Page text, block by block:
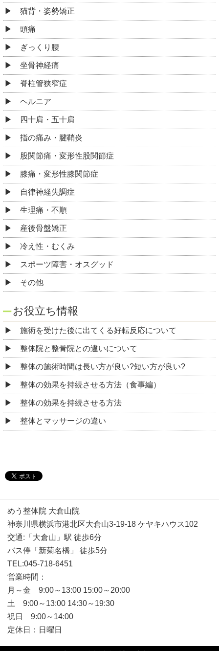
猫背・姿勢矯正
頭痛
ぎっくり腰
坐骨神経痛
脊柱管狭窄症
ヘルニア
四十肩・五十肩
指の痛み・腱鞘炎
股関節痛・変形性股関節症
膝痛・変形性膝関節症
自律神経失調症
生理痛・不順
産後骨盤矯正
冷え性・むくみ
スポーツ障害・オスグッド
その他
お役立ち情報
施術を受けた後に出てくる好転反応について
整体院と整骨院との違いについて
整体の施術時間は長い方が良い?短い方が良い?
整体の効果を持続させる方法（食事編）
整体の効果を持続させる方法
整体とマッサージの違い
めう整体院 大倉山院
神奈川県横浜市港北区大倉山3-19-18 ケヤキハウス102
交通:「大倉山」駅 徒歩6分
バス停「新菊名橋」 徒歩5分
TEL:045-718-6451
営業時間：
月～金 9:00～13:00 15:00～20:00
土 9:00～13:00 14:30～19:30
祝日 9:00～14:00
定休日：日曜日